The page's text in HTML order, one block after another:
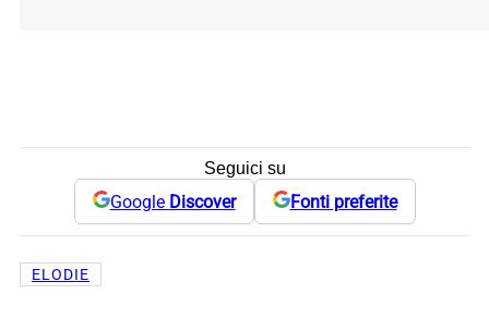
Seguici su
Google Discover Fonti preferite
ELODIE